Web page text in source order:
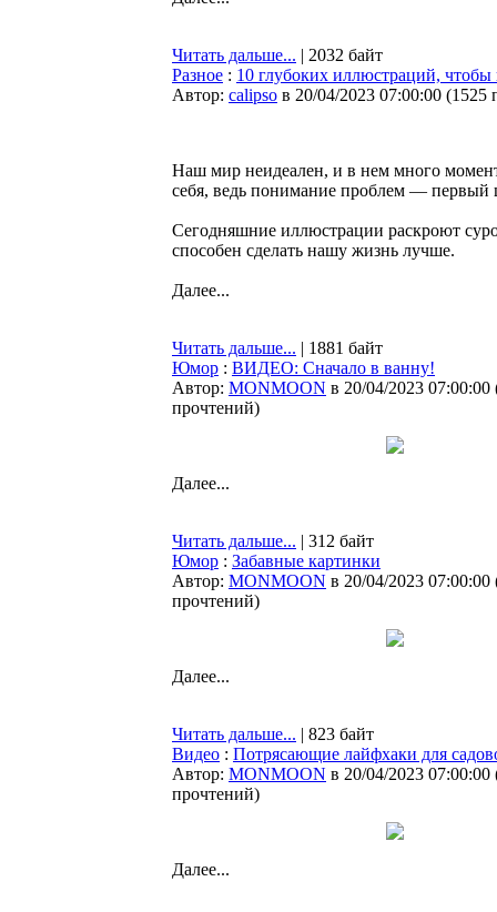
Читать дальше... | 2032 байт
Разное : 10 глубоких иллюстраций,
Автор: calipso в 20/04/2023 07:00:00 (1525
Наш мир неидеален, и в нем много
себя, ведь понимание проблем —
Сегодняшние иллюстрации раскроют
способен сделать нашу жизнь лучше.
Далее...
Читать дальше... | 1881 байт
Юмор : ВИДЕО: Сначало в ванну!
Автор: MONMOON в 20/04/2023 07:00:00
прочтений)
Далее...
Читать дальше... | 312 байт
Юмор : Забавные картинки
Автор: MONMOON в 20/04/2023 07:00:00
прочтений)
Далее...
Читать дальше... | 823 байт
Видео : Потрясающие лайфхаки для
Автор: MONMOON в 20/04/2023 07:00:00
прочтений)
Далее...